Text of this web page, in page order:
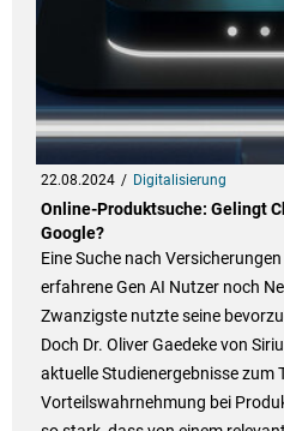
22.08.2024 Digitalisierung
Online-Produktsuche: Gelingt
Google?
Eine Suche nach
erfahrene Gen AI Nutzer noch
Zwanzigste nutzte seine
Doch Dr. Oliver Gaedeke von
aktuelle Studienergebnisse zum
Vorteilswahrnehmung bei